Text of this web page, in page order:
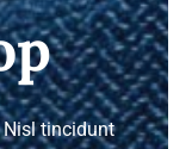
tincidunt